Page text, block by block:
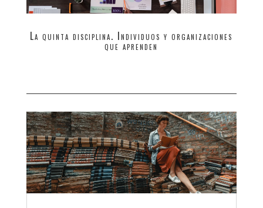
La quinta disciplina. Individuos y organizaciones
que aprenden